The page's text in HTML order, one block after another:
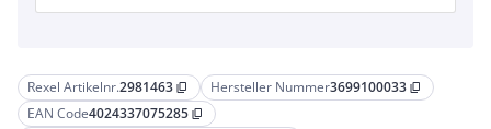
Rexel Artikelnr.2981463 content_copy Hersteller Nummer3699100033 content_copy
EAN Code4024337075285 content_copy